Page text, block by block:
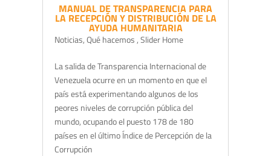
MANUAL DE TRANSPARENCIA PARA
LA RECEPCIÓN Y DISTRIBUCIÓN DE LA
AYUDA HUMANITARIA
Noticias,Qué hacemos ,Slider Home
La salida de Transparencia Internacional de
Venezuela ocurre en un momento en que el
país está experimentando algunos de los
peores niveles de corrupción pública del
mundo, ocupando el puesto 178 de 180
países en el último Índice de Percepción de la
Corrupción